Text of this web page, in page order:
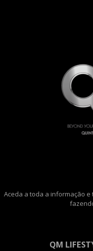
Aceda a toda a informação e
QM